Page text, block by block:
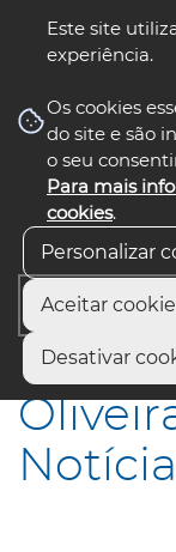
Este site
experiência.
Os cookies
do site e são
o seu
Para mais
cookies.
Personalizar
Aceitar
Desativar
nos
Início